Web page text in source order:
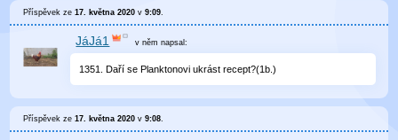
Příspěvek ze17. května 2020 v9:09.
JáJá1 v něm napsal:
1351. Daří se Planktonovi ukrást recept?(1b.)
Příspěvek ze17. května 2020 v9:08.